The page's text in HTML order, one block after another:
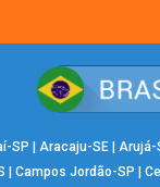
SP | Aracaju-SE | Arujá-
| Campos Jordão-SP |